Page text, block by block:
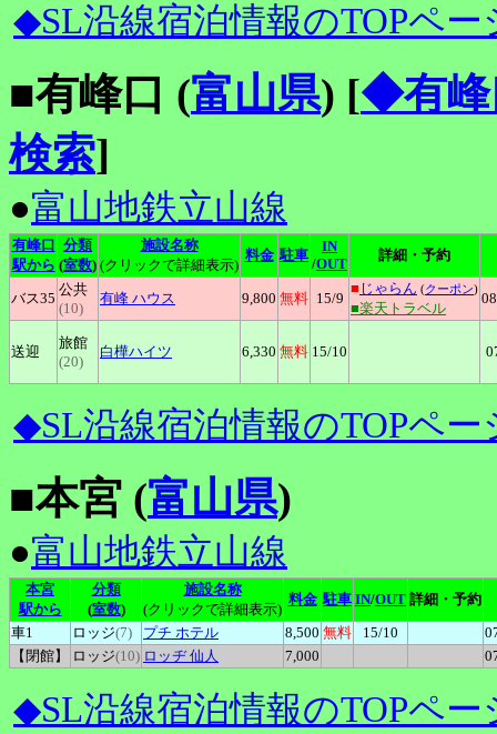
◆SL沿線宿泊情報のTOPペー
■有峰口 (富山県) [◆有峰
検索]
●富山地鉄立山線
有峰口
駅から
分類
(室数)
施設名称
(クリックで詳細表示)
料金 駐車
IN
/OUT
詳細・予約
バス35
公共
(10)
有峰 ハウス 9,800 無料 15/9
■ じゃらん (クーポン)
■楽天トラベル
送迎
旅館
(20)
白樺ハイツ 6,330 無料 15/10
◆SL沿線宿泊情報のTOPペー
■本宮 (富山県)
●富山地鉄立山線
本宮
駅から
分類
(室数)
施設名称
(クリックで詳細表示)
料金 駐車 IN/OUT 詳細・予約
車1
ロッジ(7) プチ ホテル 8,500 無料 15/10
【閉館】
ロッジ(10) ロッヂ仙人 7,000
◆SL沿線宿泊情報のTOPペー